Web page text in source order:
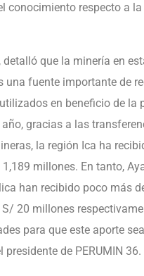
conocimiento respecto a
que la minería en
una fuente importante de
en beneficio de la
gracias a las
la región Ica ha
millones. En tanto,
han recibido poco más
20 millones
para que este aporte
presidente de PERUMIN 36.